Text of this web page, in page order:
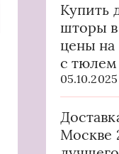
Купить
шторы
цены
с тюлем
05.10.2025
Москве